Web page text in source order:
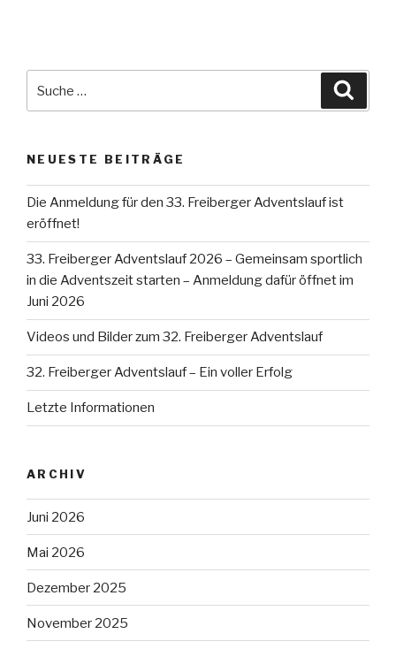
nach:
NEUESTE BEITRÄGE
Die Anmeldung für den 33. Freiberger Adventslauf ist
eröffnet!
33. Freiberger Adventslauf 2026 – Gemeinsam sportlich
in die Adventszeit starten – Anmeldung dafür öffnet im
Juni 2026
Videos und Bilder zum 32. Freiberger Adventslauf
32. Freiberger Adventslauf – Ein voller Erfolg
Letzte Informationen
ARCHIV
Juni 2026
Mai 2026
Dezember 2025
November 2025